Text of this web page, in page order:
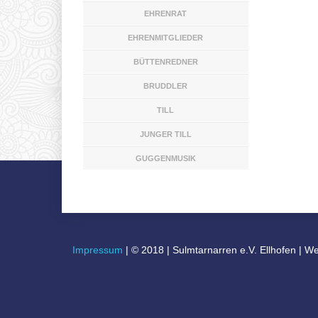
EHRENRAT
EHRENMITGLIEDER
BÜTTENREDNER
BRUDDLER
TILL
JUNGER TILL
GUGGENMUSIK
Impressum | © 2018 | Sulmtarnarren e.V. Ellhofen |